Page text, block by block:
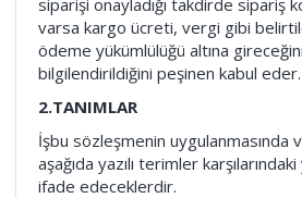
siparişi onayladığı takdirde sipariş
varsa kargo ücreti, vergi gibi
ödeme yükümlülüğü altına
bilgilendirildiğini peşinen kabul eder.
2.TANIMLAR
İşbu sözleşmenin uygulanmasında
aşağıda yazılı terimler karşılarındaki
ifade edeceklerdir.